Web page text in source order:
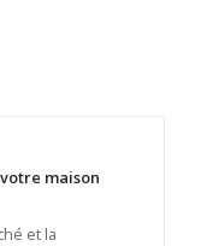
maison
et la